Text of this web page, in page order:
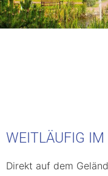
WEITLÄUFIG IM
Direkt auf dem